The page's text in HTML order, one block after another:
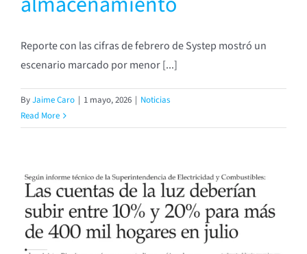
Reporte con las cifras de febrero de Systep mostró un
escenario marcado por menor [...]
ByJaime Caro | 1 mayo, 2026 | Noticias
Read More